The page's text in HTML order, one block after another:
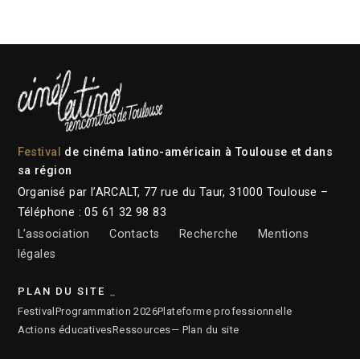
Festival de cinéma latino-américain à Toulouse et dans
sa région
Organisé par l’ARCALT, 77 rue du Taur, 31000 Toulouse –
Téléphone : 05 61 32 98 83
L’association
Contacts Recherche
Mentions
légales
PLAN DU SITE
Festival Programmation 2026Plateforme professionnelle
Actions éducativesRessources— Plan du site